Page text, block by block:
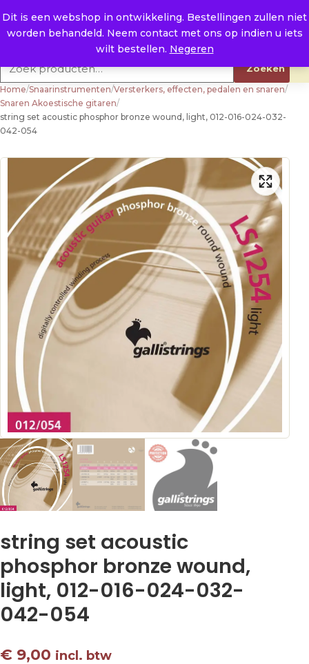
Dit is een webshop in ontwikkeling. Bestellingen zullen niet
worden behandeld. Neem contact met ons op indien u iets
wilt bestellen. Negeren
E. info@raysland.nl
Productcategorieën
Zoeken
Home/Snaarinstrumenten/Versterkers, effecten, pedalen en snaren/
Snaren Akoestische gitaren/
string set acoustic phosphor bronze wound, light, 012-016-024-032-
042-054
string set acoustic
phosphor bronze wound,
light, 012-016-024-032-
042-054
€ 9,00 incl. btw